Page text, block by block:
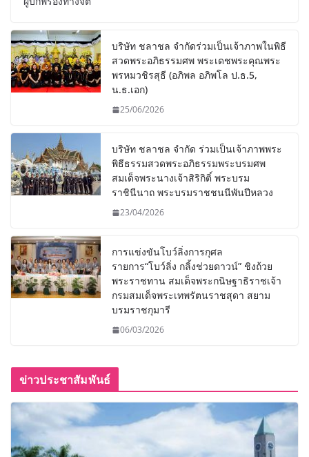
บริษัท ชลาชล จำกัดร่วมเป็นเจ้าภาพในพิธี
สวดพระอภิธรรมศพ พระเดชพระคุณพระ
พรหมวชิรสุธี (อภิพล อภิพโล ป.ธ.5,
น.ธ.เอก)
25/06/2026
บริษัท ชลาชล จำกัด ร่วมเป็นเจ้าภาพพระ
พิธีธรรมสวดพระอภิธรรมพระบรมศพ
สมเด็จพระนางเจ้าสิริกิติ์ พระบรม
ราชินีนาถ พระบรมราชชนนีพันปีหลวง
23/04/2026
การแข่งขันโบว์ลิ่งการกุศล
รายการ“โบว์ลิ่ง กลิ้งช่วยดาวน์” ชิงถ้วย
พระราชทาน สมเด็จพระกนิษฐาธิราชเจ้า
กรมสมเด็จพระเทพรัตนราชสุดา สยาม
บรมราชกุมารี
06/03/2026
ข่าวประชาสัมพันธ์